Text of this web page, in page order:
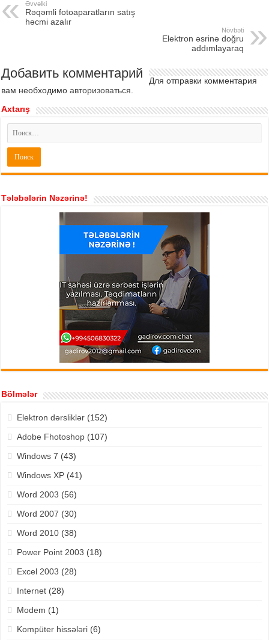
Əvvəlki
Rəqəmli fotoaparatların satış
həcmi azalır
Növbəti
Elektron əsrinə doğru
addımlayaraq
Добавить комментарий
Для отправки комментария
вам необходимоавторизоваться
Axtarış
Tələbələrin Nəzərinə!
Bölmələr
Elektron dərsliklər(152)
Adobe Fhotoshop(107)
Windows 7 (43)
Windows XP(41)
Word 2003 (56)
Word 2007 (30)
Word 2010(38)
Power Point 2003 (18)
Excel 2003 (28)
Internet(28)
Modem (1)
Kompüter hissələri(6)